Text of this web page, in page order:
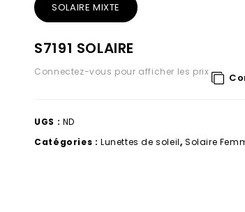
SOLAIRE MIXTE
S7191 SOLAIRE
Connectez-vous pour afficher les prix
UGS : ND
Catégories : Lunettes de soleil,Solaire